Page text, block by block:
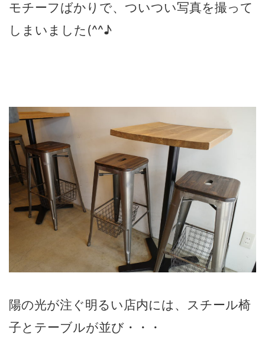
モチーフばかりで、ついつい写真を撮って
しまいました(^^♪
陽の光が注ぐ明るい店内には、スチール椅
子とテーブルが並び・・・